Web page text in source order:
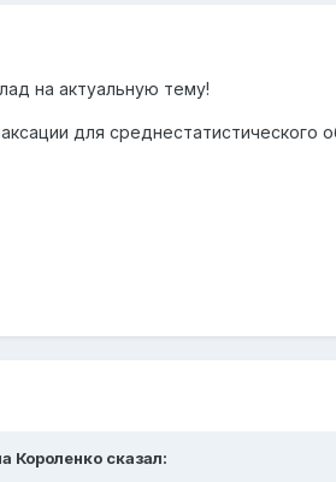
на актуальную тему!
для среднестатистического
Короленко сказал: